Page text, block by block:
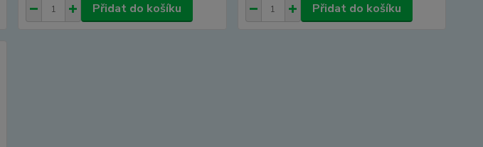
Přidat do košíku Přidat do košíku